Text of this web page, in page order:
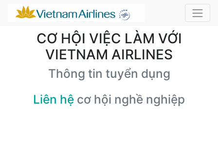
CƠ HỘI VIỆC LÀM VỚI
VIETNAM AIRLINES
Thông tin tuyển dụng
Liên hệ cơ hội nghề nghiệp